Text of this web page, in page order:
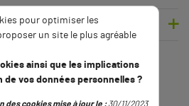
pour optimiser les
un site le plus agréable
ainsi que les implications
vos données personnelles ?
des cookies mise à jour le :30/11/2023